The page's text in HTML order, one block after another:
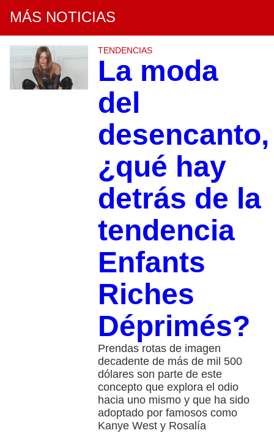
MÁS NOTICIAS
TENDENCIAS
La moda
del
desencanto,
¿qué hay
detrás de la
tendencia
Enfants
Riches
Déprimés?
Prendas rotas de imagen
decadente de más de mil 500
dólares son parte de este
concepto que explora el odio
hacia uno mismo y que ha sido
adoptado por famosos como
Kanye West y Rosalía